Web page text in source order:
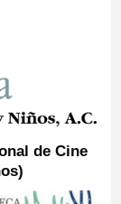
de Cine